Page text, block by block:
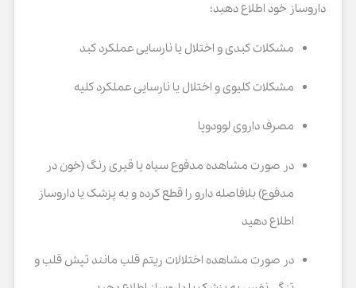
داروساز خود اطلاع دهید:
مشکلات کبدی و اختلال یا نارسایی عملکرد کبد
مشکلات کلیوی و اختلال یا نارسایی عملکرد کلیه
مصرف داروی لوودوپا
در صورت مشاهده مدفوع سیاه یا قیری رنگ (خون در
مدفوع) بلافاصله دارو را قطع کرده و به پزشک یا داروساز
اطلاع دهید
در صورت مشاهده اختلالات ریتم قلب مانند تپش قلب و